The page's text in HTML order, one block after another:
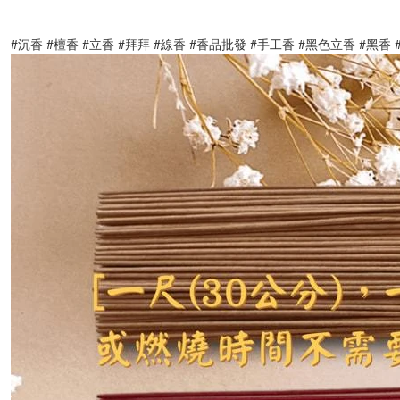
#沉香 #檀香 #立香 #拜拜 #線香 #香品批發 #手工香 #黑色立香 #黑香